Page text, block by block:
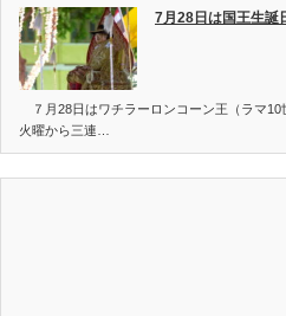
7月28日は国王生誕
７月28日はワチラーロンコーン王（ラマ10
火曜から三連…